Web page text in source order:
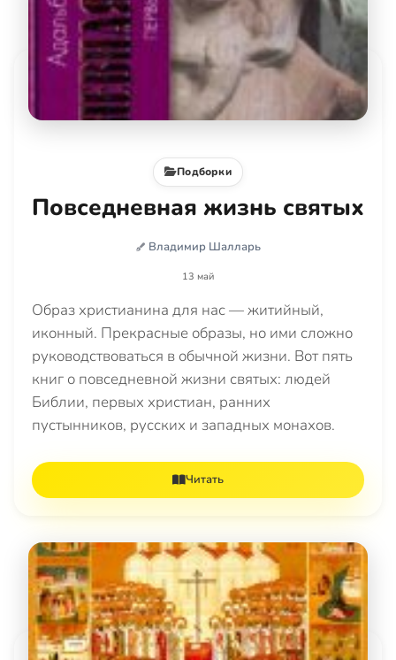
Подборки
Повседневная жизнь святых
Владимир Шалларь
13 май
Образ христианина для нас — житийный,
иконный. Прекрасные образы, но ими сложно
руководствоваться в обычной жизни. Вот пять
книг о повседневной жизни святых: людей
Библии, первых христиан, ранних
пустынников, русских и западных монахов.
Читать